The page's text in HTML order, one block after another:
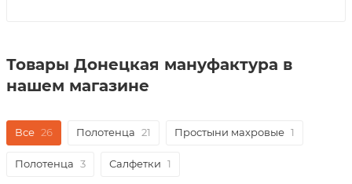
Товары Донецкая мануфактура в
нашем магазине
Все 26 Полотенца 21 Простыни махровые 1
Полотенца 3 Салфетки 1